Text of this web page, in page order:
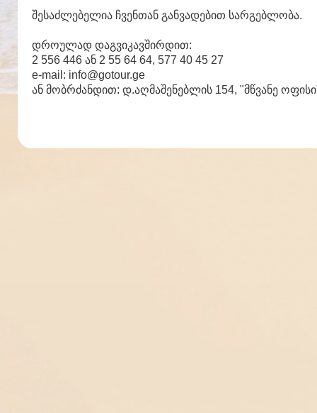
შესაძლებელია ჩვენთან განვადებით სარგებლობა.
დროულად დაგვიკავშირდით:
2 556 446 ან 2 55 64 64, 577 40 45 27
e-mail: info@gotour.ge
ან მობრძანდით: დ.აღმაშენებლის 154, "მწვანე